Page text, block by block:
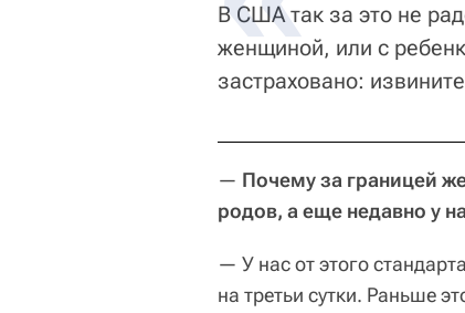
В США так за это не
женщиной, или с
застраховано:
— Почему за границей
родов, а еще недавно у
— У нас от этого
на третьи сутки. Раньше